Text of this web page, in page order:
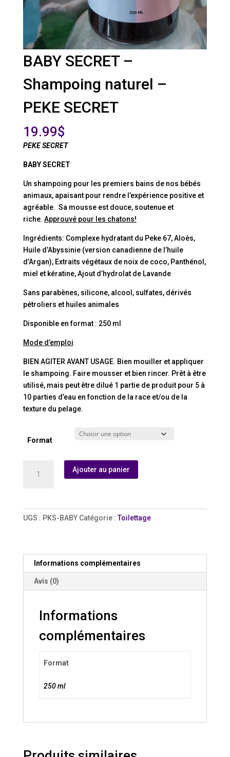
BABY SECRET –
Shampoing naturel –
PEKE SECRET
19.99$
PEKE SECRET
BABY SECRET
Un shampoing pour les premiers bains de nos bébés
animaux, apaisant pour rendre l’expérience positive et
agréable. Sa mousse est douce, soutenue et
riche. Approuvé pour les chatons!
Ingrédients: Complexe hydratant du Peke 67, Aloès,
Huile d’Abyssinie (version canadienne de l’huile
d’Argan), Extraits végétaux de noix de coco, Panthénol,
miel et kératine, Ajout d’hydrolat de Lavande
Sans parabènes, silicone, alcool, sulfates, dérivés
pétroliers et huiles animales
Disponible en format : 250 ml
Mode d’emploi
BIEN AGITER AVANT USAGE. Bien mouiller et appliquer
le shampoing. Faire mousser et bien rincer. Prêt à être
utilisé, mais peut être dilué 1 partie de produit pour 5 à
10 parties d’eau en fonction de la race et/ou de la
texture du pelage.
Format
-
PEKE
SECRET
Ajouter au panier
UGS : PKS-BABY Catégorie :Toilettage
Informations complémentaires
Avis (0)
Informations
complémentaires
Format
250 ml